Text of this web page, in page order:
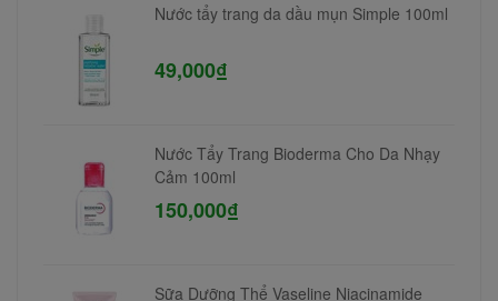
Nước tẩy trang da dầu mụn Simple 100ml
49,000₫
Nước Tẩy Trang Bioderma Cho Da Nhạy
Cảm 100ml
150,000₫
Sữa Dưỡng Thể Vaseline Niacinamide